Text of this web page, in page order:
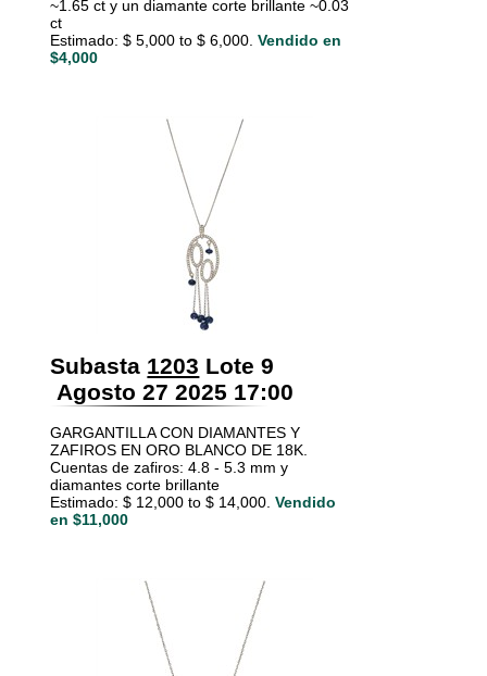
~1.65 ct y un diamante corte brillante ~0.03
ct
Estimado: $ 5,000 to $ 6,000. Vendido en
$4,000
Subasta 1203 Lote 9
Agosto 27 2025 17:00
GARGANTILLA CON DIAMANTES Y
ZAFIROS EN ORO BLANCO DE 18K.
Cuentas de zafiros: 4.8 - 5.3 mm y
diamantes corte brillante
Estimado: $ 12,000 to $ 14,000. Vendido
en $11,000